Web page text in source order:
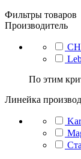
Фильтры товаров
Производитель
По этим
Линейка